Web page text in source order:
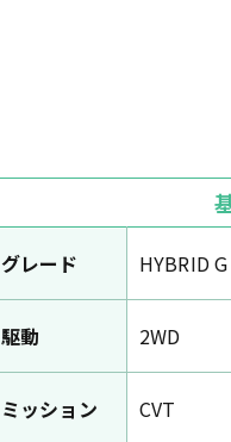
グレード HYBRID G
駆動 2WD
ミッション CVT